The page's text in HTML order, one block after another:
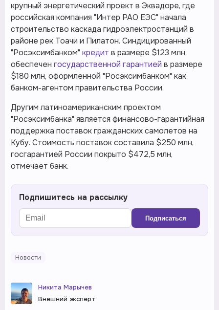
крупный энергетический проект в Эквадоре, где
российская компания "Интер РАО ЕЭС" начала
строительство каскада гидроэлектростанций в
районе рек Тоачи и Пилатон. Синдицированный
"Росэксимбанком" кредит в размере $123 млн
обеспечен государственной гарантией в размере
$180 млн, оформленной "Росэксимбанком" как
банком-агентом правительства России.
Другим латиноамериканским проектом
"Росэксимбанка" является финансово-гарантийная
поддержка поставок гражданских самолетов на
Кубу. Стоимость поставок составила $250 млн,
госгарантией России покрыто $472,5 млн,
отмечает банк.
Подпишитесь на рассылку
Подписаться
Новости
Никита Марычев
Внешний эксперт